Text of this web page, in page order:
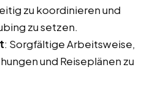
zu koordinieren und
zu setzen.
: Sorgfältige Arbeitsweise,
und Reiseplänen zu